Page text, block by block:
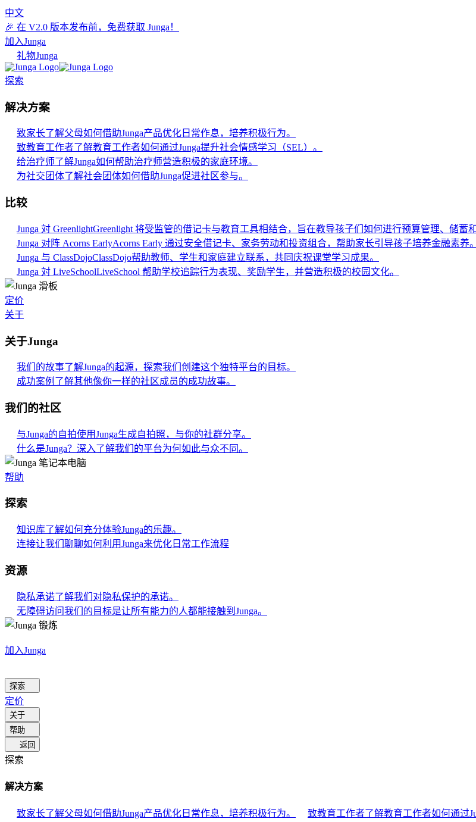
中文
🎉 在 V2.0 版本发布前，免费获取 Junga！
加入Junga
礼物Junga
探索
解决方案
致家长了解父母如何借助Junga产品优化日常作息，培养积极行为。
致教育工作者了解教育工作者如何通过Junga提升社会情感学习（SEL）。
给治疗师了解Junga如何帮助治疗师营造积极的家庭环境。
为社交团体了解社会团体如何借助Junga促进社区参与。
比较
Junga 対 GreenlightGreenlight 将受监管的借记卡与教育工具相结合，旨在教导孩子们如何进行预算管理、储蓄和
Junga 对阵 Acorns EarlyAcorns Early 通过安全借记卡、家务劳动和投资组合，帮助家长引导孩子培养金融素养。
Junga 与 ClassDojoClassDojo帮助教师、学生和家庭建立联系，共同庆祝课堂学习成果。
Junga 対 LiveSchoolLiveSchool 帮助学校追踪行为表现、奖励学生，并营造积极的校园文化。
定价
关于
关于Junga
我们的故事了解Junga的起源，探索我们创建这个独特平台的目标。
成功案例 了解其他像你一样的社区成员的成功故事。
我们的社区
与Junga的自拍使用Junga生成自拍照，与你的社群分享。
什么是Junga？ 深入了解我们的平台为何如此与众不同。
帮助
探索
知识库了解如何充分体验Junga的乐趣。
连接让我们聊聊如何利用Junga来优化日常工作流程
资源
隐私承诺了解我们对隐私保护的承诺。
无障碍访问我们的目标是让所有能力的人都能接触到Junga。
加入Junga
探索
定价
关于
帮助
返回
探索
解决方案
致家长了解父母如何借助Junga产品优化日常作息，培养积极行为。 致教育工作者了解教育工作者如何通过